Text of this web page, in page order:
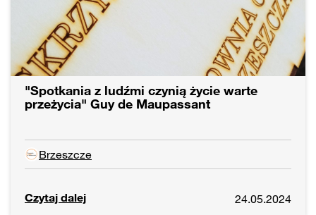
"Spotkania z ludźmi czynią życie warte
przeżycia" Guy de Maupassant
Brzeszcze
Czytaj dalej 24.05.2024